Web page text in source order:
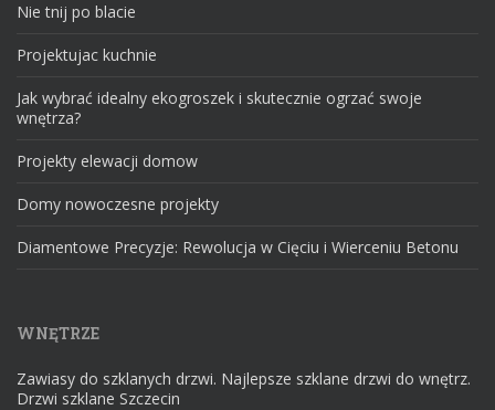
Nie tnij po blacie
Projektujac kuchnie
Jak wybrać idealny ekogroszek i skutecznie ogrzać swoje
wnętrza?
Projekty elewacji domow
Domy nowoczesne projekty
Diamentowe Precyzje: Rewolucja w Cięciu i Wierceniu Betonu
WNĘTRZE
Zawiasy do szklanych drzwi. Najlepsze szklane drzwi do wnętrz.
Drzwi szklane Szczecin